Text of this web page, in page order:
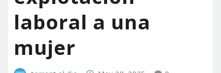
laboral a una
mujer